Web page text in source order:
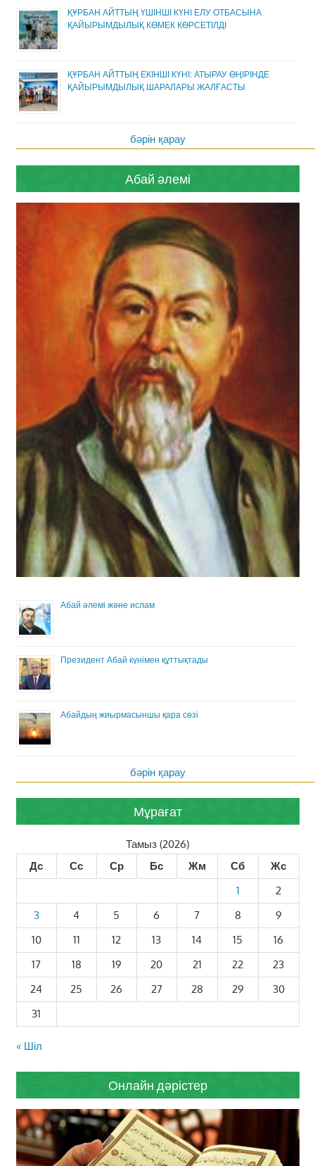
ҚҰРБАН АЙТТЫҢ ҮШІНШІ КҮНІ ЕЛУ ОТБАСЫНА
ҚАЙЫРЫМДЫЛЫҚ КӨМЕК КӨРСЕТІЛДІ
ҚҰРБАН АЙТТЫҢ ЕКІНШІ КҮНІ: АТЫРАУ ӨҢІРІНДЕ
ҚАЙЫРЫМДЫЛЫҚ ШАРАЛАРЫ ЖАЛҒАСТЫ
бәрін қарау
Абай әлемі
Абай әлемі және ислам
Президент Абай күнімен құттықтады
Абайдың жиырмасыншы қара сөзі
бәрін қарау
Мұрағат
Тамыз (2026)
Дс
Сс Ср Бс Жм Сб
Жс
1
2
3
4 5 6 7 8
9
10
11 12 13 14 15
16
17
18 19 20 21 22
23
24
25 26 27 28 29
30
31
« Шіл
Онлайн дәрістер